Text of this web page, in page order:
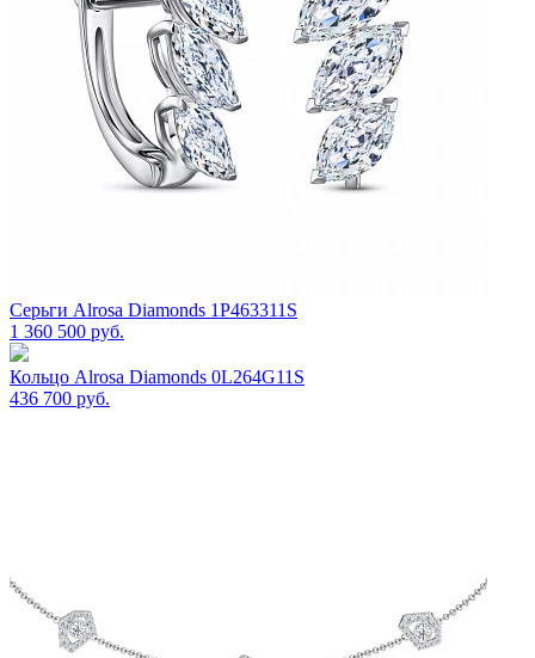
Серьги Alrosa Diamonds 1P463311S
1 360 500 руб.
Кольцо Alrosa Diamonds 0L264G11S
436 700 руб.